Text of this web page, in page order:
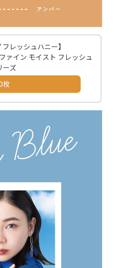
レッシュハニー】
ァイン モイスト フレッシュ
ーズ
枚